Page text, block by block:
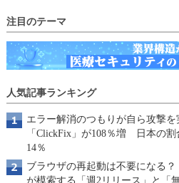
注目のテーマ
人気記事ランキング
エラー解消のつもりが自ら攻撃を
「ClickFix」が108％増 日本の割
14％
ブラウザの再起動は不要になる
が模索する「週2リリース」と「